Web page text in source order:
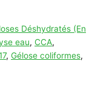
Déshydratés (En
eau, CCA,
, Gélose coliformes,